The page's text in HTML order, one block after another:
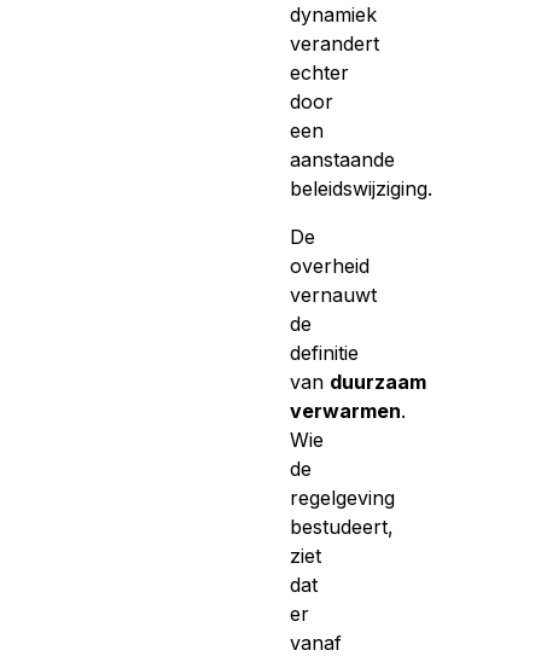
dynamiek
verandert
echter
door
een
aanstaande
beleidswijziging.
De
overheid
vernauwt
de
definitie
van duurzaam
verwarmen.
Wie
de
regelgeving
bestudeert,
ziet
dat
er
vanaf